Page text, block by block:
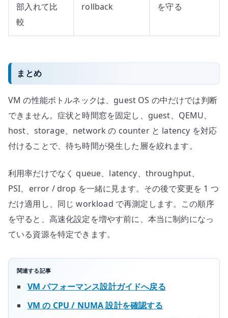
部入れて比
較
rollback
を守る
まとめ
VM の性能ボトルネックは、guest OS の中だけでは判断
できません。症状と時間窓を固定し、guest、QEMU、
host、storage、network の counter と latency を対応
付けることで、待ち時間が発生した層を絞れます。
利用率だけでなく queue、latency、throughput、
PSI、error / drop を一緒に見ます。その後で変更を 1 つ
だけ適用し、同じ workload で再測定します。この順序
を守ると、高速化設定を増やす前に、本当に制約になっ
ている資源を特定できます。
関連する記事
VM パフォーマンス設計ガイドへ戻る
VM の CPU / NUMA 設計を確認する